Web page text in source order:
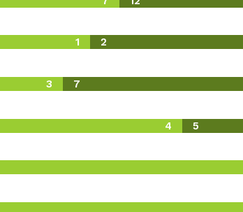
1 2
3 7
4 5